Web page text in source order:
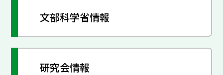
文部科学省情報
研究会情報